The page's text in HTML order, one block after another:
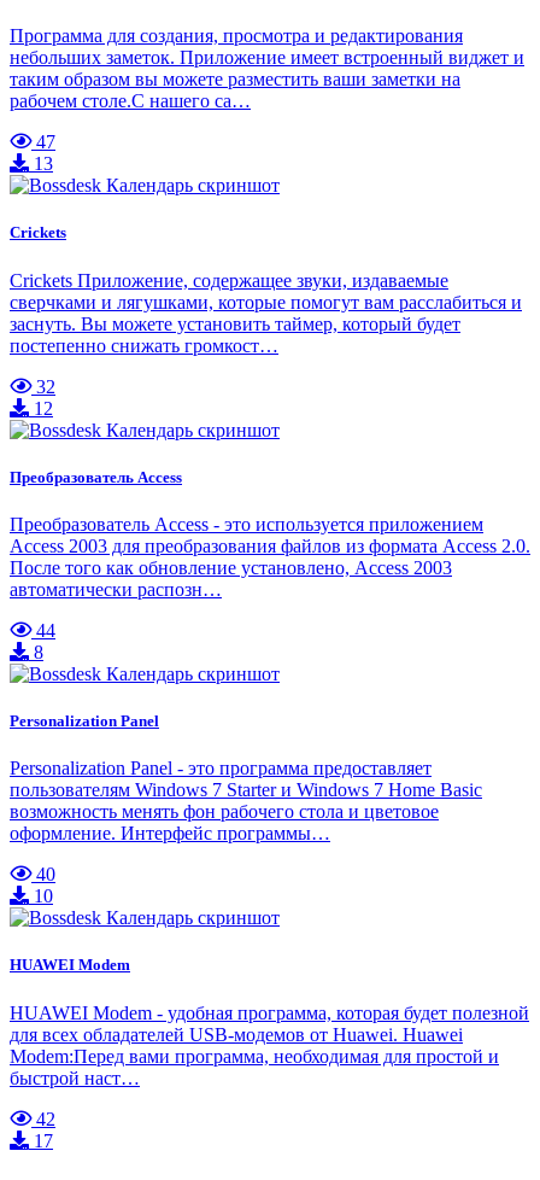
Программа для создания, просмотра и редактирования
небольших заметок. Приложение имеет встроенный виджет и
таким образом вы можете разместить ваши заметки на
рабочем столе.С нашего са…
47
13
Crickets
Crickets Приложение, содержащее звуки, издаваемые
сверчками и лягушками, которые помогут вам расслабиться и
заснуть. Вы можете установить таймер, который будет
постепенно снижать громкост…
32
12
Преобразователь Access
Преобразователь Access - это используется приложением
Access 2003 для преобразования файлов из формата Access 2.0.
После того как обновление установлено, Access 2003
автоматически распозн…
44
8
Personalization Panel
Personalization Panel - это программа предоставляет
пользователям Windows 7 Starter и Windows 7 Home Basic
возможность менять фон рабочего стола и цветовое
оформление. Интерфейс программы…
40
10
HUAWEI Modem
HUAWEI Modem - удобная программа, которая будет полезной
для всех обладателей USB-модемов от Huawei. Huawei
Modem:Перед вами программа, необходимая для простой и
быстрой наст…
42
17